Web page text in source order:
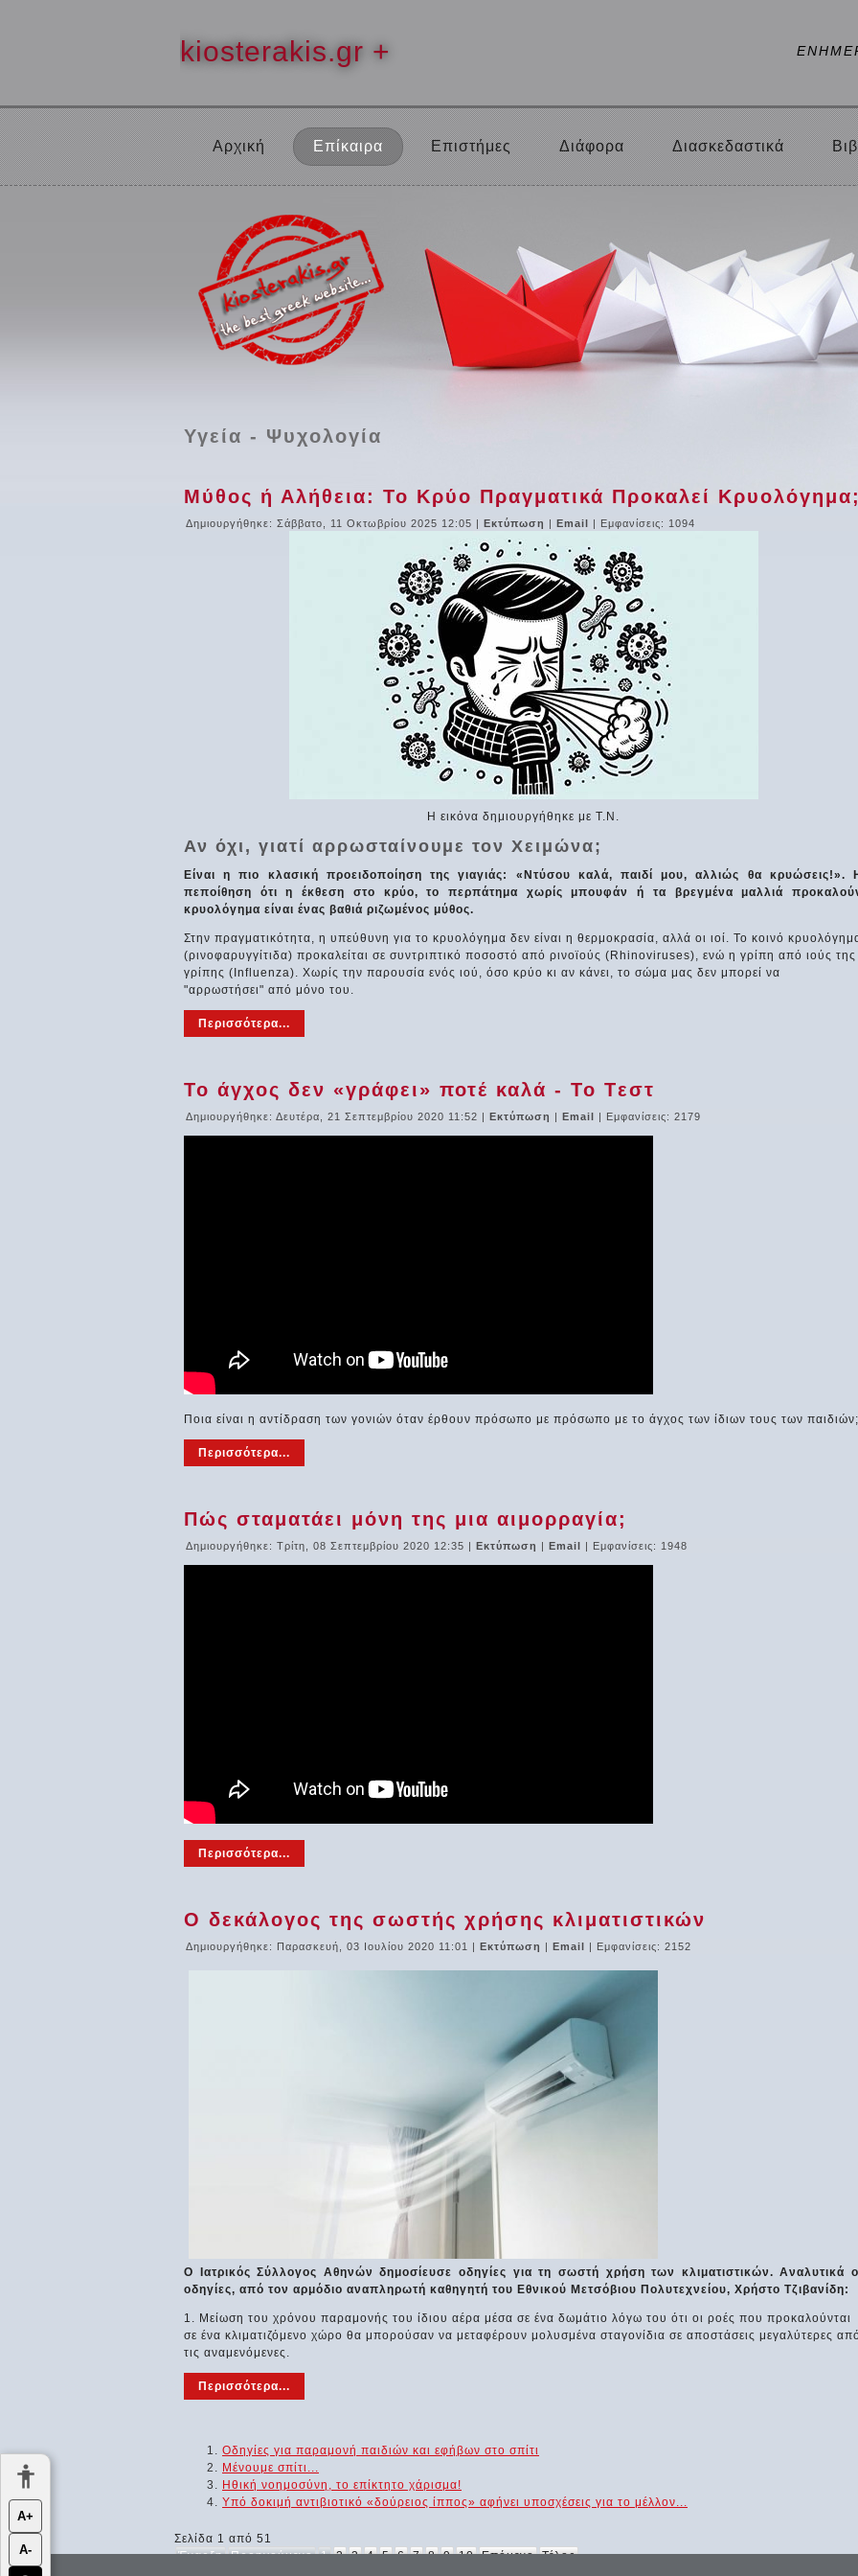
kiosterakis.gr +
Αρχική Επίκαιρα Επιστήμες Διάφορα Διασκεδαστικά
Υγεία - Ψυχολογία
Μύθος ή Αλήθεια: Το Κρύο Πραγματικά Προκαλεί
Δημιουργήθηκε: Σάββατο, 11 Οκτωβρίου 2025 12:05 | Εκτύπωση | Email | Εμφανίσεις: 1094
Η εικόνα δημιουργήθηκε με Τ.Ν.
Αν όχι, γιατί αρρωσταίνουμε τον Χειμώνα;
Είναι η πιο κλασική προειδοποίηση της γιαγιάς: «Ντύσου καλά, παιδί μου, αλλιώς θα κρυώσεις!».
πεποίθηση ότι η έκθεση στο κρύο, το περπάτημα χωρίς μπουφάν ή τα βρεγμένα μαλλιά
κρυολόγημα είναι ένας βαθιά ριζωμένος μύθος.
Στην πραγματικότητα, η υπεύθυνη για το κρυολόγημα δεν είναι η θερμοκρασία, αλλά οι ιοί. Το κοινό
(ρινοφαρυγγίτιδα) προκαλείται σε συντριπτικό ποσοστό από ρινοϊούς (Rhinoviruses), ενώ η γρίπη από ιούς της
γρίπης (Influenza). Χωρίς την παρουσία ενός ιού, όσο κρύο κι αν κάνει, το σώμα μας δεν μπορεί να
"αρρωστήσει" από μόνο του.
Περισσότερα...
Το άγχος δεν «γράφει» ποτέ καλά - Το Tεστ
Δημιουργήθηκε: Δευτέρα, 21 Σεπτεμβρίου 2020 11:52 | Εκτύπωση | Email | Εμφανίσεις: 2179
Ποια είναι η αντίδραση των γονιών όταν έρθουν πρόσωπο με πρόσωπο με το άγχος των ίδιων τους των παιδιών;
Περισσότερα...
Πώς σταματάει μόνη της μια αιμορραγία;
Δημιουργήθηκε: Τρίτη, 08 Σεπτεμβρίου 2020 12:35 | Εκτύπωση | Email | Εμφανίσεις: 1948
Περισσότερα...
Ο δεκάλογος της σωστής χρήσης κλιματιστικών
Δημιουργήθηκε: Παρασκευή, 03 Ιουλίου 2020 11:01 | Εκτύπωση | Email | Εμφανίσεις: 2152
Ο Ιατρικός Σύλλογος Αθηνών δημοσίευσε οδηγίες για τη σωστή χρήση των κλιματιστικών. Αναλυτικά
οδηγίες, από τον αρμόδιο αναπληρωτή καθηγητή του Εθνικού Μετσόβιου Πολυτεχνείου, Χρήστο Τζιβανίδη:
1. Μείωση του χρόνου παραμονής του ίδιου αέρα μέσα σε ένα δωμάτιο λόγω του ότι οι ροές που προκαλούνται
σε ένα κλιματιζόμενο χώρο θα μπορούσαν να μεταφέρουν μολυσμένα σταγονίδια σε αποστάσεις μεγαλύτερες
τις αναμενόμενες.
Περισσότερα...
Οδηγίες για παραμονή παιδιών και εφήβων στο σπίτι
Μένουμε σπίτι...
Ηθική νοημοσύνη, το επίκτητο χάρισμα!
Υπό δοκιμή αντιβιοτικό «δούρειος ίππος» αφήνει υποσχέσεις για το μέλλον...
Σελίδα 1 από 51
Έναρξη Προηγούμενο 1 2 3 4 5 6 7 8 9 10 Επόμενο Τέλος
Α+
Α-